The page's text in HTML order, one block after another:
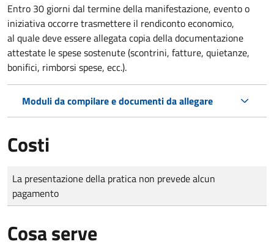
Entro 30 giorni dal termine della manifestazione, evento o
iniziativa occorre trasmettere il rendiconto economico,
al quale deve essere allegata copia della documentazione
attestate le spese sostenute (scontrini, fatture, quietanze,
bonifici, rimborsi spese, ecc.).
Moduli da compilare e documenti da allegare
Costi
Tipo di pagamento
Importo
La presentazione della pratica non prevede alcun
pagamento
Cosa serve